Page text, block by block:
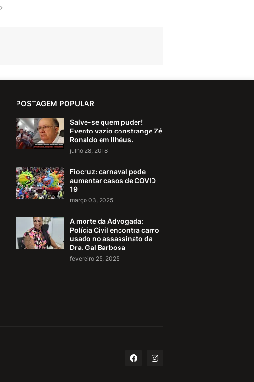
POSTAGEM POPULAR
Salve-se quem puder!
Evento vazio constrange Zé
Ronaldo em Ilhéus.
julho 28, 2018
Fiocruz: carnaval pode
aumentar casos de COVID
19
março 03, 2025
A morte da Advogada:
Polícia Civil encontra carro
usado no assassinato da
Dra. Gal Barbosa
fevereiro 25, 2025